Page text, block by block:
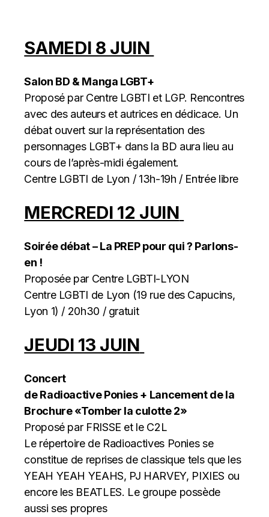
SAMEDI 8 JUIN
Salon BD & Manga LGBT+
Proposé par Centre LGBTI et LGP. Rencontres
avec des auteurs et autrices en dédicace. Un
débat ouvert sur la représentation des
personnages LGBT+ dans la BD aura lieu au
cours de l’après-midi également.
Centre LGBTI de Lyon / 13h-19h / Entrée libre
MERCREDI 12 JUIN
Soirée débat – La PREP pour qui ? Parlons-
en !
Proposée par Centre LGBTI-LYON
Centre LGBTI de Lyon (19 rue des Capucins,
Lyon 1) / 20h30 / gratuit
JEUDI 13 JUIN
Concert
de Radioactive Ponies + Lancement de la
Brochure «Tomber la culotte 2»
Proposé par FRISSE et le C2L
Le répertoire de Radioactives Ponies se
constitue de reprises de classique tels que les
YEAH YEAH YEAHS, PJ HARVEY, PIXIES ou
encore les BEATLES. Le groupe possède
aussi ses propres